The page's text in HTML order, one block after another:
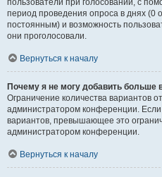
пользователи при голосовании, с
период проведения опроса в днях (0
постоянным) и возможность
они проголосовали.
Вернуться к началу
Почему я не могу добавить больше
Ограничение количества вариантов
администратором конференции.
вариантов, превышающее это
администратором конференции.
Вернуться к началу